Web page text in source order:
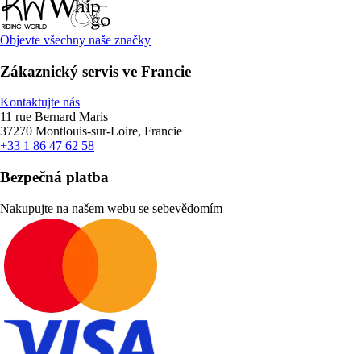
Objevte všechny naše značky
Zákaznický servis ve Francie
Kontaktujte nás
11 rue Bernard Maris
37270 Montlouis-sur-Loire, Francie
+33 1 86 47 62 58
Bezpečná platba
Nakupujte na našem webu se sebevědomím